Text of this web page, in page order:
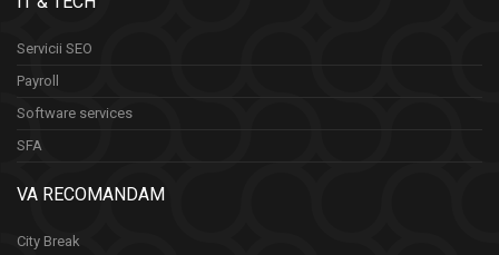
Servicii SEO
Payroll
Software services
SFA
VA RECOMANDAM
City Break